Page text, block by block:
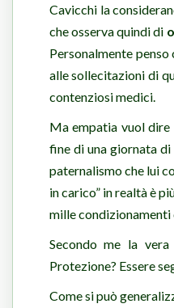
Cavicchi la
che osserva quindi di
Personalmente
alle sollecitazioni di
contenziosi medici.
Ma empatia vuol dire
fine di una giornata
paternalismo che lui
in carico” in realtà è
mille condizionamenti
Secondo me la
Protezione? Essere
Come si può